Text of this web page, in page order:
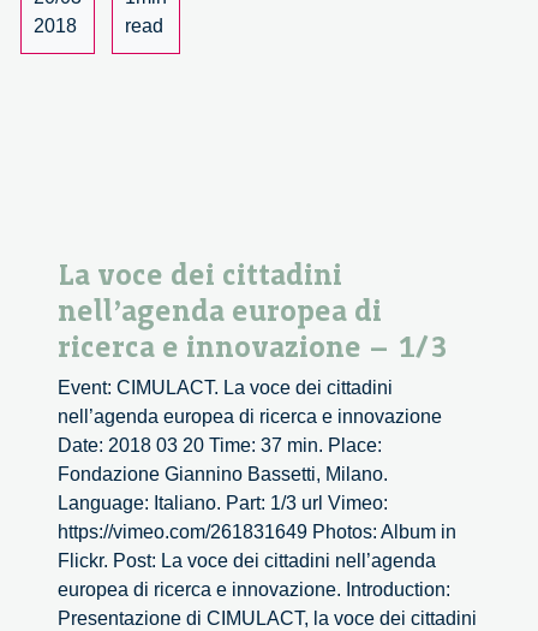
–
2/3
2018
read
La voce dei cittadini
nell’agenda europea di
ricerca e innovazione – 1/3
Event: CIMULACT. La voce dei cittadini
nell’agenda europea di ricerca e innovazione
Date: 2018 03 20 Time: 37 min. Place:
Fondazione Giannino Bassetti, Milano.
Language: Italiano. Part: 1/3 url Vimeo:
https://vimeo.com/261831649 Photos: Album in
Flickr. Post: La voce dei cittadini nell’agenda
europea di ricerca e innovazione. Introduction:
Presentazione di CIMULACT, la voce dei cittadini